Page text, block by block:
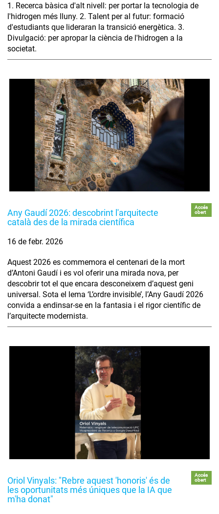
1. Recerca bàsica d'alt nivell: per portar la tecnologia de
l'hidrogen més lluny. 2. Talent per al futur: formació
d'estudiants que lideraran la transició energètica. 3.
Divulgació: per apropar la ciència de l'hidrogen a la
societat.
Any Gaudí 2026: descobrint l'arquitecte
català des de la mirada científica
Accés
obert
16 de febr. 2026
Aquest 2026 es commemora el centenari de la mort
d’Antoni Gaudí i es vol oferir una mirada nova, per
descobrir tot el que encara desconeixem d’aquest geni
universal. Sota el lema ‘L’ordre invisible’, l’Any Gaudí 2026
convida a endinsar-se en la fantasia i el rigor científic de
l’arquitecte modernista.
Oriol Vinyals: "Rebre aquest 'honoris' és de
les oportunitats més úniques que la IA que
m'ha donat"
Accés
obert